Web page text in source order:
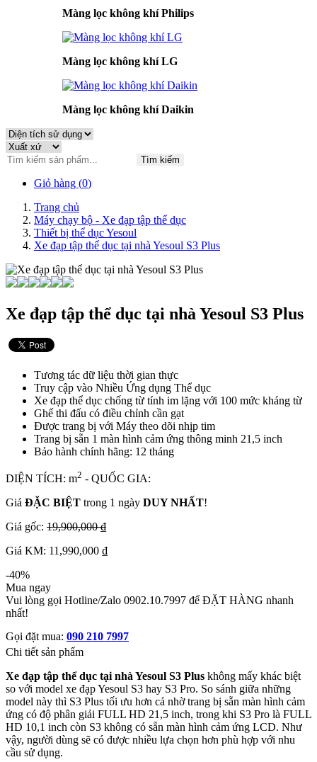
Màng lọc không khí Philips
Màng lọc không khí LG
Màng lọc không khí Daikin
Tìm kiếm
Giỏ hàng (0)
Trang chủ
Máy chạy bộ - Xe đạp tập thể dục
Thiết bị thể dục Yesoul
Xe đạp tập thể dục tại nhà Yesoul S3 Plus
Xe đạp tập thể dục tại nhà Yesoul S3 Plus
Tương tác dữ liệu thời gian thực
Truy cập vào Nhiều Ứng dụng Thể dục
Xe đạp thể dục chống từ tính im lặng với 100 mức kháng từ
Ghế thi đấu có điều chỉnh cần gạt
Được trang bị với Máy theo dõi nhịp tim
Trang bị sẵn 1 màn hình cảm ứng thông minh 21,5 inch
Bảo hành chính hãng: 12 tháng
DIỆN TÍCH: m2 - QUỐC GIA:
Giá ĐẶC BIỆT trong 1 ngày DUY NHẤT!
Giá gốc: 19,900,000 ₫
Giá KM: 11,990,000 ₫
-40%
Mua ngay
Vui lòng gọi Hotline/Zalo 0902.10.7997 để ĐẶT HÀNG nhanh
nhất!
Gọi đặt mua: 090 210 7997
Chi tiết sản phẩm
Xe đạp tập thể dục tại nhà Yesoul S3 Plus không mấy khác biệt
so với model xe đạp Yesoul S3 hay S3 Pro. So sánh giữa những
model này thì S3 Plus tối ưu hơn cả nhờ trang bị sẵn màn hình cảm
ứng có độ phân giải FULL HD 21,5 inch, trong khi S3 Pro là FULL
HD 10,1 inch còn S3 không có sẵn màn hình cảm ứng LCD. Như
vậy, người dùng sẽ có được nhiều lựa chọn hơn phù hợp với nhu
cầu sử dụng.